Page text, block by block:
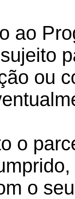
ao
ou
o
o